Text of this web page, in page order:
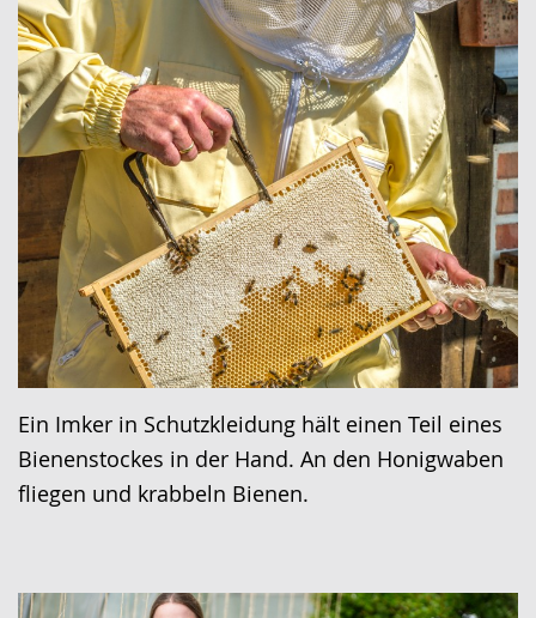
Ein Imker in Schutzkleidung hält einen Teil eines
Bienenstockes in der Hand. An den Honigwaben
fliegen und krabbeln Bienen.